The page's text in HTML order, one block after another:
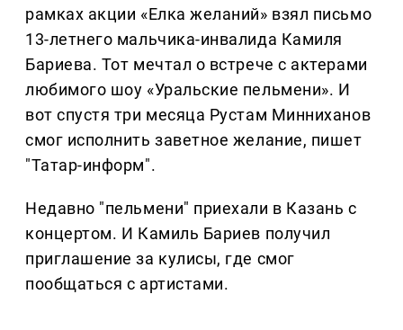
рамках акции «Елка желаний» взял письмо
13-летнего мальчика-инвалида Камиля
Бариева. Тот мечтал о встрече с актерами
любимого шоу «Уральские пельмени». И
вот спустя три месяца Рустам Минниханов
смог исполнить заветное желание, пишет
"Татар-информ".
Недавно "пельмени" приехали в Казань с
концертом. И Камиль Бариев получил
приглашение за кулисы, где смог
пообщаться с артистами.